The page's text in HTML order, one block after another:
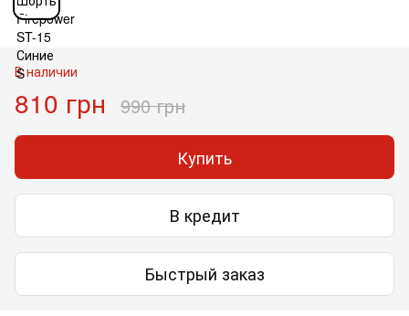
В наличии
810 грн 990 грн
Купить
В кредит
Быстрый заказ